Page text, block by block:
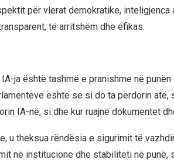
për vlerat demokratike, inteligjenca
të arritshëm dhe efikas.
ja është tashmë e pranishme në punën
është se si do ta përdorin atë,
IA-në, si dhe kur ruajnë dokumentet
u theksua rëndësia e sigurimit të
në institucione dhe stabiliteti në punë,